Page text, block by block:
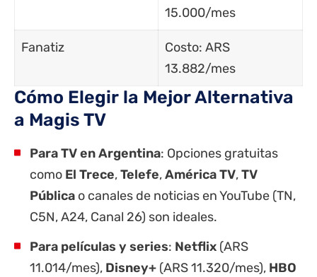
15.000/mes
Fanatiz
Costo: ARS
13.882/mes
Cómo Elegir la Mejor Alternativa
a Magis TV
Para TV en Argentina: Opciones gratuitas
como El Trece,Telefe,América TV,TV
Pública o canales de noticias en YouTube (TN,
C5N, A24, Canal 26) son ideales.
Para películas y series: Netflix (ARS
11.014/mes), Disney+ (ARS 11.320/mes), HBO